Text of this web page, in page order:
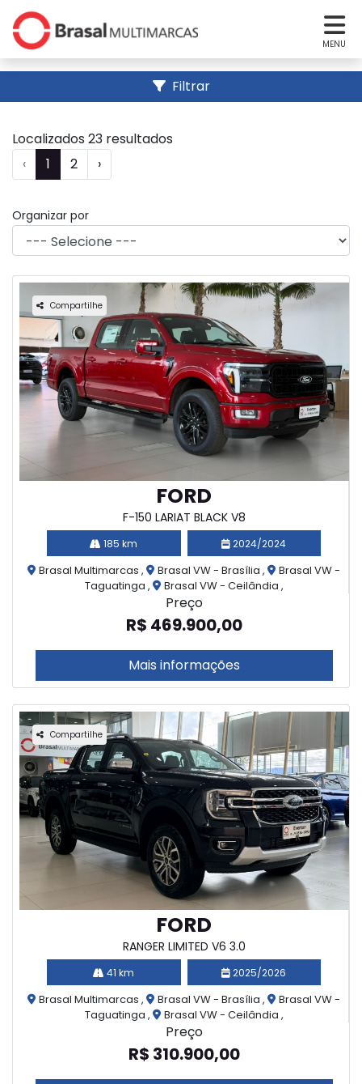
MENU
Localizados 23 resultados
‹
1 2 ›
Filtrar
Organizar por
Compartilhe
FORD
F-150 LARIAT BLACK V8
185 km 2024/2024
Brasal Multimarcas , Brasal VW - Brasília ,
Brasal VW -
Taguatinga ,
Brasal VW - Ceilândia ,
Preço
R$ 469.900,00
Mais informações
Compartilhe
FORD
RANGER LIMITED V6 3.0
41 km 2025/2026
Brasal Multimarcas , Brasal VW - Brasília ,
Brasal VW -
Taguatinga ,
Brasal VW - Ceilândia ,
Preço
R$ 310.900,00